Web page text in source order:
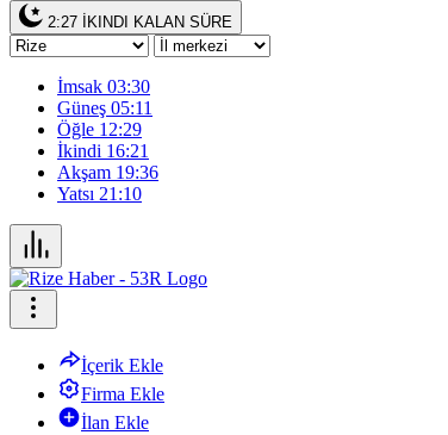
2:27 İKINDI KALAN SÜRE
İmsak 03:30
Güneş 05:11
Öğle 12:29
İkindi 16:21
Akşam 19:36
Yatsı 21:10
İçerik Ekle
Firma Ekle
İlan Ekle